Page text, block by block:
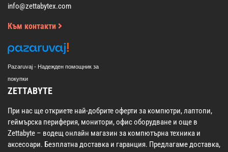
info@zettabytex.com
Към контакти
Pazaruvaj - Надежден помощник за
покупки
ZETTABYTE
При нас ще откриете най-добрите оферти за компютри, лаптопи,
геймърска периферия, монитори, офис оборудване и още в
Zettabyte – водещ онлайн магазин за компютърна техника и
аксесоари. Безплатна доставка и гаранция. Предлагаме доставка,